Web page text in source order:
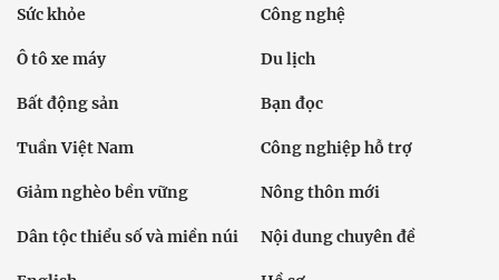
Sức khỏe Công nghệ
Ô tô xe máy Du lịch
Bất động sản Bạn đọc
Tuần Việt Nam Công nghiệp hỗ trợ
Giảm nghèo bền vững Nông thôn mới
Dân tộc thiểu số và miền núi Nội dung chuyên đề